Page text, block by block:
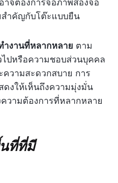
จต้องการจอภาพสองจอ
ำคัญกับโต๊ะแบบยืน
ำงานที่หลากหลาย ตาม
ปหรือความชอบส่วนบุคคล
วามสะดวกสบาย การ
งให้เห็นถึงความมุ่งมั่น
วามต้องการที่หลากหลาย
ที่ที่มี